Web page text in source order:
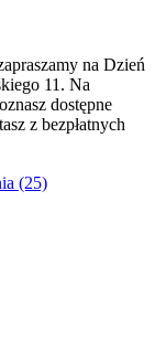
na Dzień
11. Na
dostępne
z bezpłatnych
(25)